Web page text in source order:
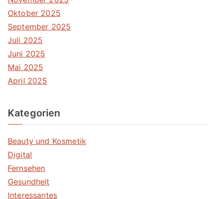
Oktober 2025
September 2025
Juli 2025
Juni 2025
Mai 2025
April 2025
Kategorien
Beauty und Kosmetik
Digital
Fernsehen
Gesundheit
Interessantes